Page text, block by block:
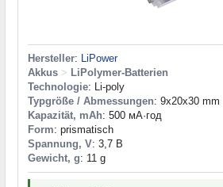
Hersteller: LiPower
Akkus > LiPolymer-Batterien
Technologie: Li-poly
Typgröße / Abmessungen: 9x20x30 mm
Kapazität, mAh: 500 мА·год
Form: prismatisch
Spannung, V: 3,7 В
Gewicht, g: 11 g